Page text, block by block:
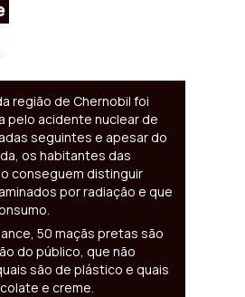
região de Chernobil foi
pelo acidente nuclear de
seguintes e apesar do
os habitantes das
conseguem distinguir
por radiação e que
50 maçãs pretas são
do público, que não
são de plástico e quais
e creme.